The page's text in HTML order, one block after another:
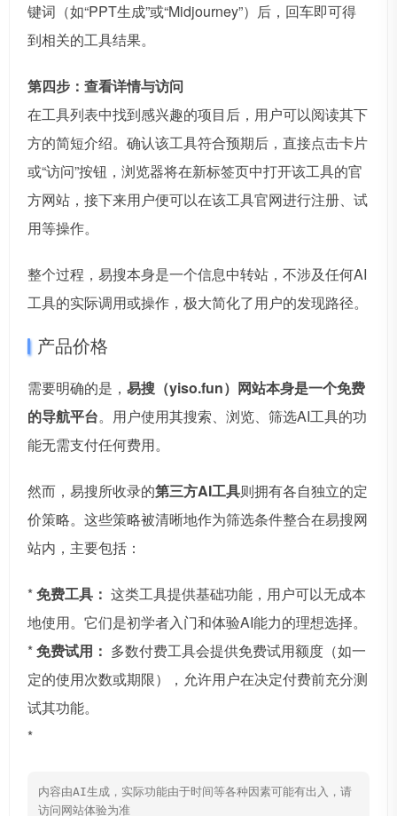
键词（如“PPT生成”或“Midjourney”）后，回车即可得
到相关的工具结果。
第四步：查看详情与访问
在工具列表中找到感兴趣的项目后，用户可以阅读其下
方的简短介绍。确认该工具符合预期后，直接点击卡片
或“访问”按钮，浏览器将在新标签页中打开该工具的官
方网站，接下来用户便可以在该工具官网进行注册、试
用等操作。
整个过程，易搜本身是一个信息中转站，不涉及任何AI
工具的实际调用或操作，极大简化了用户的发现路径。
产品价格
需要明确的是， 易搜（yiso.fun）网站本身是一个免费
的导航平台。用户使用其搜索、浏览、筛选AI工具的功
能无需支付任何费用。
然而，易搜所收录的第三方AI工具则拥有各自独立的定
价策略。这些策略被清晰地作为筛选条件整合在易搜网
站内，主要包括：
*免费工具： 这类工具提供基础功能，用户可以无成本
地使用。它们是初学者入门和体验AI能力的理想选择。
*免费试用： 多数付费工具会提供免费试用额度（如一
定的使用次数或期限），允许用户在决定付费前充分测
试其功能。
*
内容由AI生成，实际功能由于时间等各种因素可能有出入，请
访问网站体验为准